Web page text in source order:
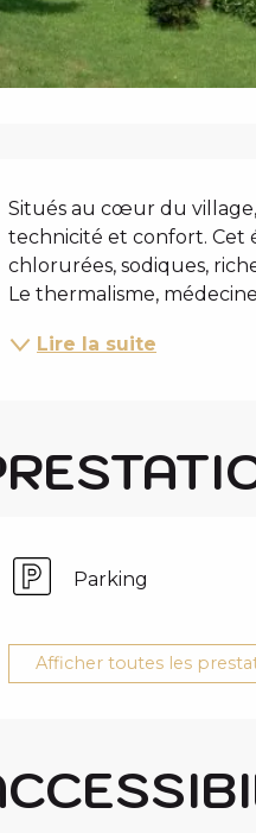
Situés au cœur du
technicité et confort. Cet
chlorurées, sodiques,
Le thermalisme,
Lire la suite
Parking
Afficher toutes les